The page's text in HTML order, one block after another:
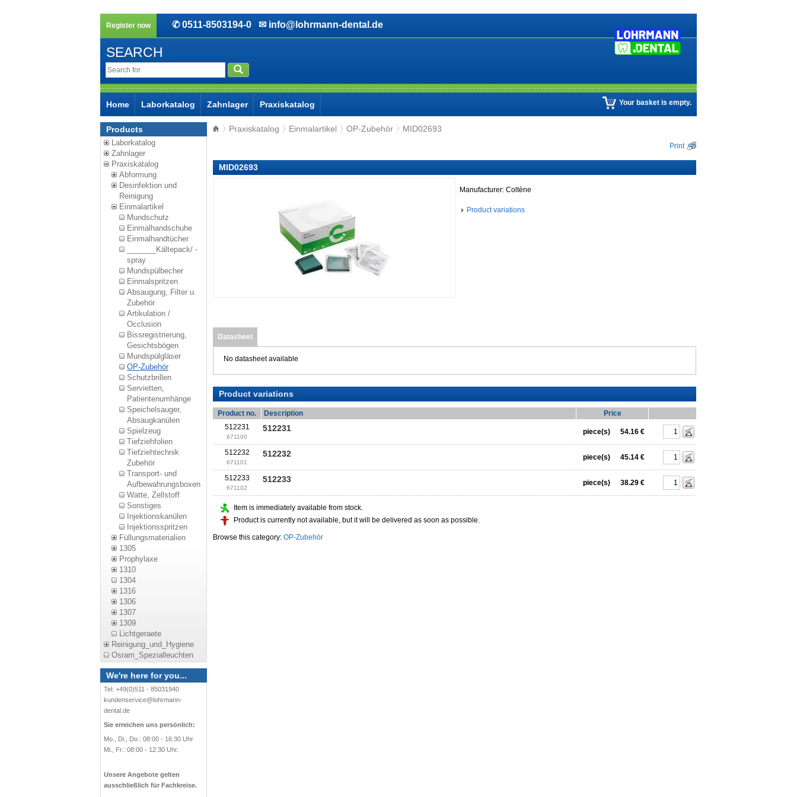
Register now ✆ 0511-8503194-0 ✉ info@lohrmann-dental.de
SEARCH
Home Laborkatalog Zahnlager Praxiskatalog Your basket is empty.
Products
Laborkatalog
Zahnlager
Praxiskatalog
Abformung
Desinfektion und
Reinigung
Einmalartikel
Mundschutz
Einmalhandschuhe
Einmalhandtücher
_______Kältepack/ -
spray
Mundspülbecher
Einmalspritzen
Absaugung, Filter u.
Zubehör
Artikulation /
Occlusion
Bissregistrierung,
Gesichtsbögen
Mundspülgläser
OP-Zubehör
Schutzbrillen
Servietten,
Patientenumhänge
Speichelsauger,
Absaugkanülen
Spielzeug
Tiefziehfolien
Tiefziehtechnik
Zubehör
Transport- und
Aufbewahrungsboxen
Watte, Zellstoff
Sonstiges
Injektionskanülen
Injektionsspritzen
Füllungsmaterialien
1305
Prophylaxe
1310
1304
1316
1306
1307
1309
Lichtgeraete
Reinigung_und_Hygiene
Osram_Spezialleuchten
We're here for you...
Tel: +49(0)511 - 85031940
kundenservice@lohrmann-
dental.de
Sie erreichen uns persönlich:
Mo., Di., Do.: 08:00 - 16:30 Uhr
Mi., Fr.: 08:00 - 12:30 Uhr.
Unsere Angebote gelten
ausschließlich für Fachkreise.
Praxiskatalog Einmalartikel OP-Zubehör MID02693
Print
MID02693
Manufacturer: Coltène
Product variations
Datasheet
No datasheet available
Product variations
Product no. Description
Price
512231
671100
512231 piece(s) 54.16 €
512232
671101
512232 piece(s) 45.14 €
512233
671102
512233 piece(s) 38.29 €
Item is immediately available from stock.
Product is currently not available, but it will be delivered as soon as possible.
Browse this category: OP-Zubehör